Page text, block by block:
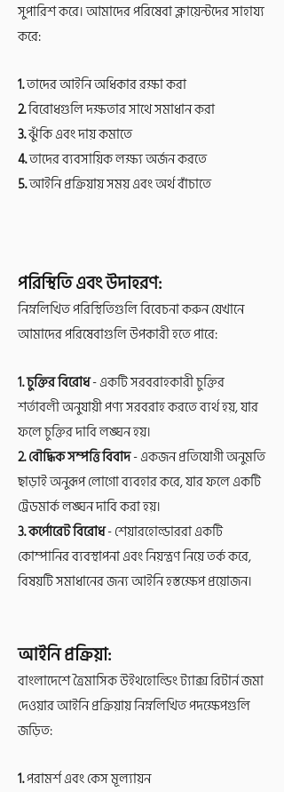
সুপারিশ করে। আমাদের পরিষেবা ক্লায়েন্টদের সাহায্য
করে:
1.তাদের আইনি অধিকার রক্ষা করা
2.বিরোধগুলি দক্ষতার সাথে সমাধান করা
3.ঝুঁকি এবং দায় কমাতে
4.তাদের ব্যবসায়িক লক্ষ্য অর্জন করতে
5.আইনি প্রক্রিয়ায় সময় এবং অর্থ বাঁচাতে
পরিস্থিতি এবং উদাহরণ:
নিম্নলিখিত পরিস্থিতিগুলি বিবেচনা করুন যেখানে
আমাদের পরিষেবাগুলি উপকারী হতে পারে:
1. চুক্তির বিরোধ- একটি সরবরাহকারী চুক্তির
শর্তাবলী অনুযায়ী পণ্য সরবরাহ করতে ব্যর্থ হয়, যার
ফলে চুক্তির দাবি লঙ্ঘন হয়।
2. বৌদ্ধিক সম্পত্তি বিবাদ- একজন প্রতিযোগী অনুমতি
ছাড়াই অনুরূপ লোগো ব্যবহার করে, যার ফলে একটি
ট্রেডমার্ক লঙ্ঘন দাবি করা হয়।
3. কর্পোরেট বিরোধ- শেয়ারহোল্ডাররা একটি
কোম্পানির ব্যবস্থাপনা এবং নিয়ন্ত্রণ নিয়ে তর্ক করে,
বিষয়টি সমাধানের জন্য আইনি হস্তক্ষেপ প্রয়োজন।
আইনি প্রক্রিয়া:
বাংলাদেশে ত্রৈমাসিক উইথহোল্ডিং ট্যাক্স রিটার্ন জমা
দেওয়ার আইনি প্রক্রিয়ায় নিম্নলিখিত পদক্ষেপগুলি
জড়িত:
1.পরামর্শ এবং কেস মূল্যায়ন